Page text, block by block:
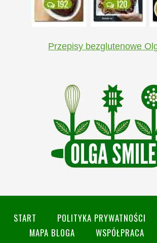
Przepisy bezglutenowe
START POLITYKA PRYWATNOŚCI
MAPA BLOGA
WSPÓŁPRACA